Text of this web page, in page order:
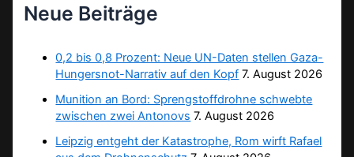
Neue Beiträge
0,2 bis 0,8 Prozent: Neue UN-Daten stellen Gaza-
Hungersnot-Narrativ auf den Kopf 7. August 2026
Munition an Bord: Sprengstoffdrohne schwebte
zwischen zwei Antonovs 7. August 2026
Leipzig entgeht der Katastrophe, Rom wirft Rafael